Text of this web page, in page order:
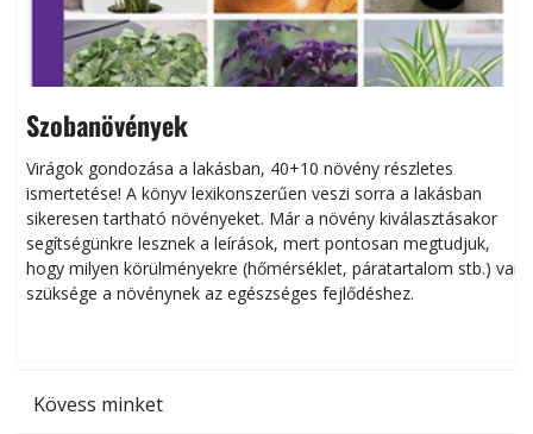
Szobanövények
Virágok gondozása a lakásban, 40+10 növény részletes
ismertetése! A könyv lexikonszerűen veszi sorra a lakásban
sikeresen tart­ha­tó növényeket. Már a növény kiválasztásakor
segítségünkre lesznek a leírások, mert pontosan megtudjuk,
hogy milyen körülményekre (hőmérséklet, páratartalom stb.) van
szüksége a növénynek az egészséges fejlődéshez.
Kövess minket